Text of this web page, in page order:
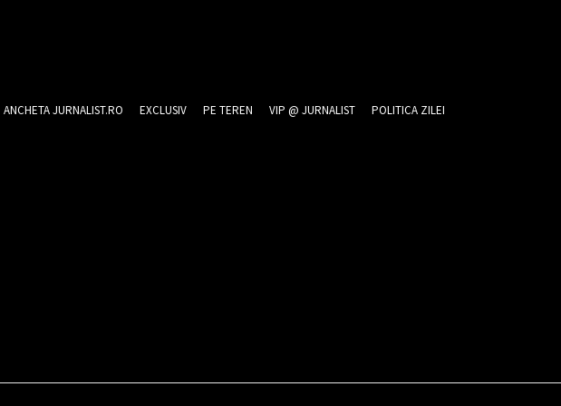
ANCHETA JURNALIST.RO EXCLUSIV PE TEREN VIP @ JURNALIST POLITICA ZILEI